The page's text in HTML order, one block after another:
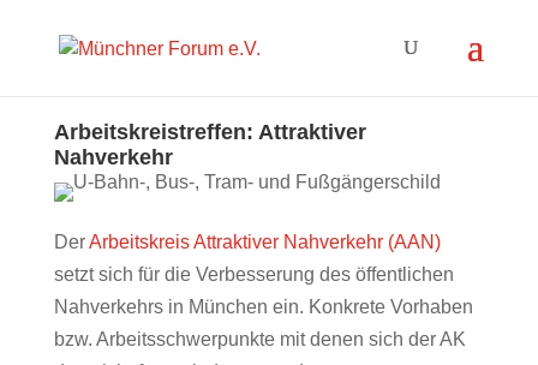
Arbeitskreistreffen: Attraktiver
Nahverkehr
DerArbeitskreis Attraktiver Nahverkehr (AAN)
setzt sich für die Verbesserung des öffentlichen
Nahverkehrs in München ein. Konkrete Vorhaben
bzw. Arbeitsschwerpunkte mit denen sich der AK